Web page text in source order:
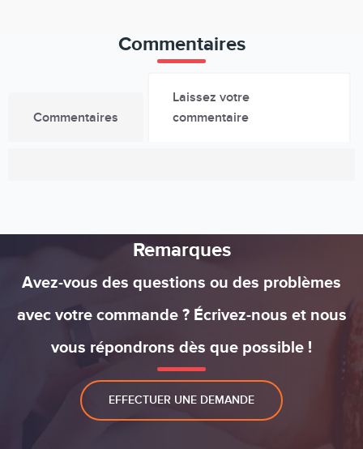
Commentaires
Commentaires
Laissez votre
commentaire
Remarques
Avez-vous des questions ou des problèmes
avec votre commande ? Écrivez-nous et nous
vous répondrons dès que possible !
EFFECTUER UNE DEMANDE